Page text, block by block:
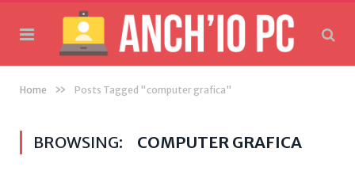
Home » Posts Tagged "computer grafica"
BROWSING: COMPUTER GRAFICA